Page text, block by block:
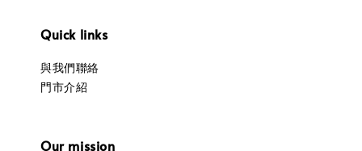
Quick links
與我們聯絡
門市介紹
Our mission